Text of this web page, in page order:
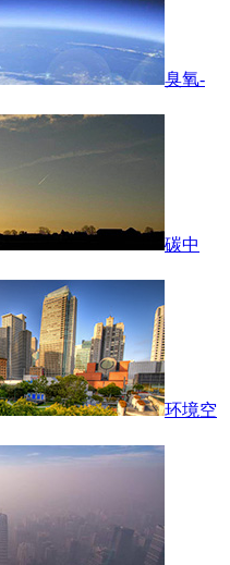
臭氧-
碳中
环境空